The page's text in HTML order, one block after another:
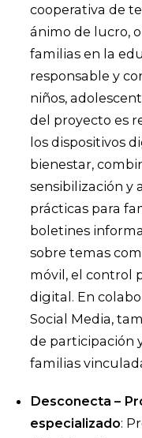
cooperativa de
ánimo de lucro,
familias en la
responsable y
niños,
del proyecto es
los dispositivos
bienestar,
sensibilización y
prácticas para
boletines
sobre temas
móvil, el control
digital. En
Social Media,
de participación
familias
Desconecta –
especializado: